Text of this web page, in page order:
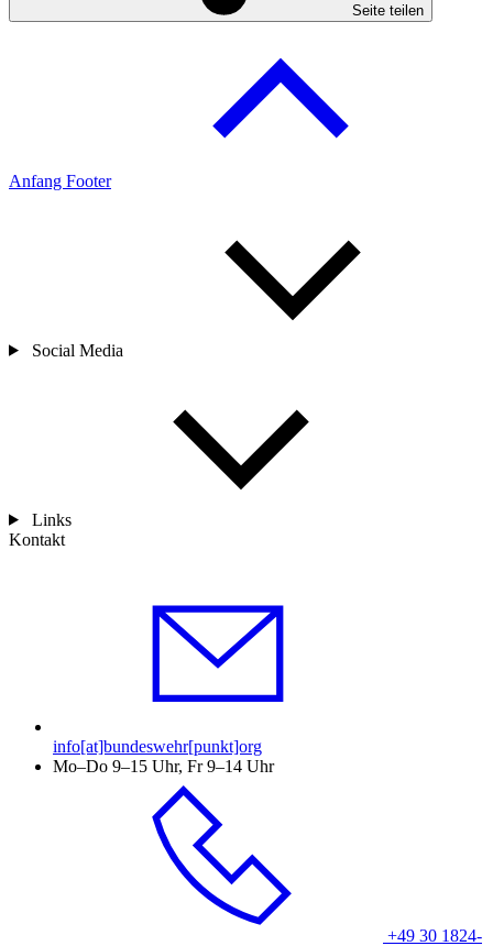
Seite teilen
Anfang Footer
Social Media
Links
Kontakt
info[at]bundeswehr[punkt]org
Mo–Do 9–15 Uhr, Fr 9–14 Uhr
+49 30 1824-